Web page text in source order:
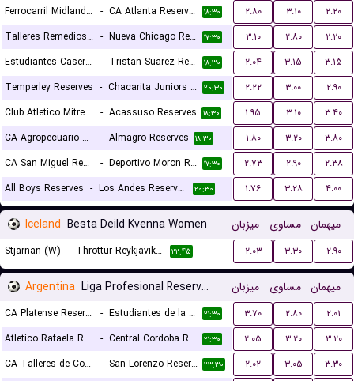
Ferrocarril Midland Reserves - CA Atlanta Reserves ۱۸:۳۰ ۲.۸۰ ۳.۱۰
۲.۲۰
Talleres Remedios Reserves - Nueva Chicago Reserves ۱۷:۳۰ ۳.۱۰ ۲.۸۰
۲.۲۰
Estudiantes Caseros Reserves
- Tristan Suarez Reserves ۱۸:۳۰ ۲.۰۴ ۳.۱۵
۳.۱۵
Temperley Reserves - Chacarita Juniors Reserves ۲۰:۳۰ ۲.۲۲ ۳.۰۰
۲.۹۰
Club Atletico Mitre Reserves
- Acassuso Reserves ۱۸:۳۰ ۱.۹۵ ۳.۱۰
۳.۴۰
CA Agropecuario Reserves
- Almagro Reserves ۱۸:۳۰ ۱.۸۰ ۳.۲۰
۳.۸۰
CA San Miguel Reserves
- Deportivo Moron Reserves ۱۷:۳۰ ۲.۷۳ ۲.۹۰
۲.۳۸
All Boys Reserves - Los Andes Reserves ۲۰:۳۰ ۱.۷۶ ۳.۲۸ ۴.۰۰
Iceland Besta Deild Kvenna Women میزبان مساوی میهمان
Stjarnan (W) - Throttur Reykjavik (W) ۲۲:۴۵ ۲.۰۳ ۳.۳۰ ۲.۹۰
Argentina Liga Profesional Reserves میزبان مساوی میهمان
CA Platense Reserves - Estudiantes de la Plata Reserves ۲۱:۳۰ ۳.۷۰ ۲.۸۰
۲.۰۱
Atletico Rafaela Reserves
- Central Cordoba Reserves ۲۱:۳۰ ۲.۰۵ ۳.۲۰
۳.۲۰
CA Talleres de Cordoba Reserves
- San Lorenzo Reserves ۲۳:۳۰ ۲.۰۲ ۳.۰۵
۳.۳۰